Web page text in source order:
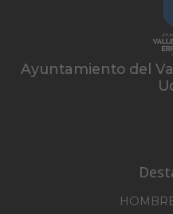
Ayuntamiento del